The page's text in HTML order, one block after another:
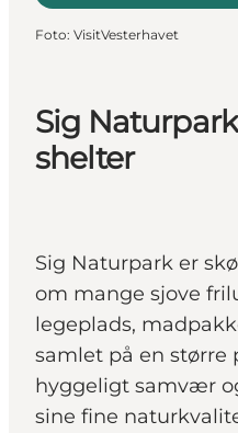
Sig
shelter
Sig Naturpark er
om mange sjove
legeplads,
samlet på en større
hyggeligt samvær
sine fine
Foto: VisitVesterhavet